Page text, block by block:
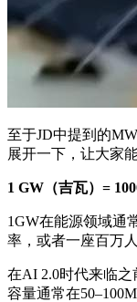
至于JD中提到的
展开一下，让大家
1 GW（吉瓦）=
1GW在能源领域通
率，或者一座百万
在AI 2.0时代来临之
容量通常在